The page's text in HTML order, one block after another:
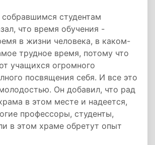
студентам
что время обучения -
в жизни человека, в каком-
трудное время, потому что
учащихся огромного
посвящения себя. И все это
Он добавил, что рад
в этом месте и надеется,
профессоры, студенты,
в этом храме обретут опыт